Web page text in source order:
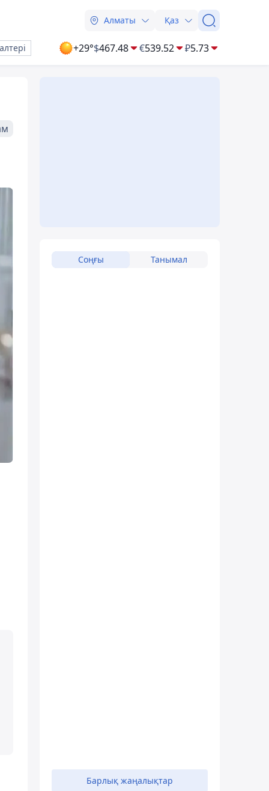
Алматы Қаз
+29°$467.48 €539.52 ₽5.73
Соңғы Танымал
Барлық жаңалықтар